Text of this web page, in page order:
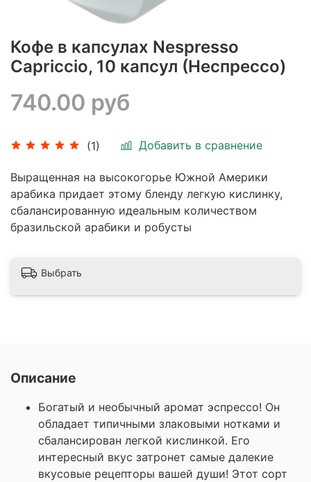
Кофе в капсулах Nespresso
Capriccio, 10 капсул (Неспреcco)
(1) Добавить в сравнение
740.00 руб
Выращенная на высокогорье Южной Америки
арабика придает этому бленду легкую кислинку,
сбалансированную идеальным количеством
бразильской арабики и робусты
Выбрать
Описание
Богатый и необычный аромат эспрессо! Он
обладает типичными злаковыми нотками и
сбалансирован легкой кислинкой. Его
интересный вкус затронет самые далекие
вкусовые рецепторы вашей души! Этот сорт